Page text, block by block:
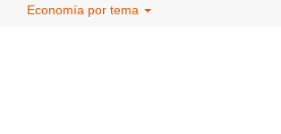
Economía por tema